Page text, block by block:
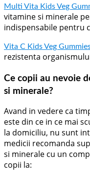
Multi Vita Kids Veg
vitamine si minerale
indispensabile pentru
Vita C Kids Veg
rezistenta
Ce copii au nevoie
si minerale?
Avand in vedere ca
este din ce in ce mai
la domiciliu, nu sunt
medicii recomanda
si minerale cu un
copii la: